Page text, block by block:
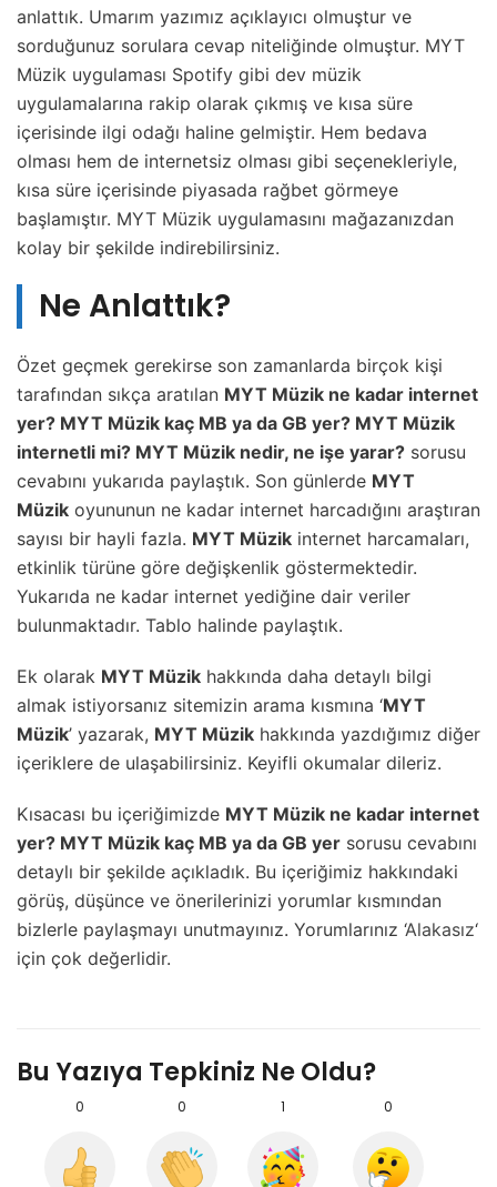
anlattık. Umarım yazımız açıklayıcı olmuştur ve
sorduğunuz sorulara cevap niteliğinde olmuştur. MYT
Müzik uygulaması Spotify gibi dev müzik
uygulamalarına rakip olarak çıkmış ve kısa süre
içerisinde ilgi odağı haline gelmiştir. Hem bedava
olması hem de internetsiz olması gibi seçenekleriyle,
kısa süre içerisinde piyasada rağbet görmeye
başlamıştır. MYT Müzik uygulamasını mağazanızdan
kolay bir şekilde indirebilirsiniz.
Ne Anlattık?
Özet geçmek gerekirse son zamanlarda birçok kişi
tarafından sıkça aratılan MYT Müzik ne kadar internet
yer? MYT Müzik kaç MB ya da GB yer? MYT Müzik
internetli mi? MYT Müzik nedir, ne işe yarar? sorusu
cevabını yukarıda paylaştık. Son günlerde MYT
Müzik oyununun ne kadar internet harcadığını araştıran
sayısı bir hayli fazla. MYT Müzik internet harcamaları,
etkinlik türüne göre değişkenlik göstermektedir.
Yukarıda ne kadar internet yediğine dair veriler
bulunmaktadır. Tablo halinde paylaştık.
Ek olarak MYT Müzik hakkında daha detaylı bilgi
almak istiyorsanız sitemizin arama kısmına ‘MYT
Müzik’ yazarak, MYT Müzik hakkında yazdığımız diğer
içeriklere de ulaşabilirsiniz. Keyifli okumalar dileriz.
Kısacası bu içeriğimizde MYT Müzik ne kadar internet
yer? MYT Müzik kaç MB ya da GB yer sorusu cevabını
detaylı bir şekilde açıkladık. Bu içeriğimiz hakkındaki
görüş, düşünce ve önerilerinizi yorumlar kısmından
bizlerle paylaşmayı unutmayınız. Yorumlarınız ‘Alakasız‘
için çok değerlidir.
Bu Yazıya Tepkiniz Ne Oldu?
0 0 1 0